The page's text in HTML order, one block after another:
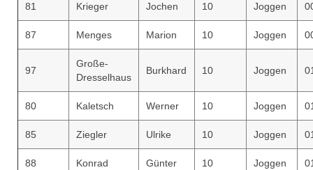
81 Krieger Jochen 10 Joggen
87 Menges Marion 10 Joggen
97
Große-
Dresselhaus
Burkhard 10 Joggen
80 Kaletsch Werner 10 Joggen
85 Ziegler Ulrike 10 Joggen
88 Konrad Günter 10 Joggen